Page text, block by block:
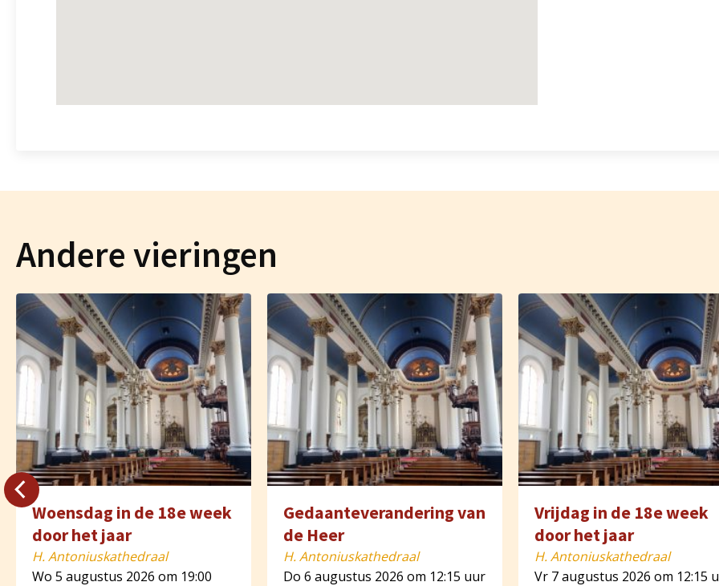
Andere vieringen
Woensdag in de 18e week
door het jaar
H. Antoniuskathedraal
Wo 5 augustus 2026 om 19:00
Gedaanteverandering van
de Heer
H. Antoniuskathedraal
Do 6 augustus 2026 om 12:15 uur
Vrijdag in de 18e week
door het jaar
H. Antoniuskathedraal
Vr 7 augustus 2026 om 12:15